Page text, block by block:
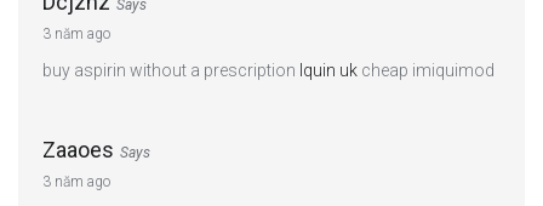
Says
3 năm ago
buy aspirin without a prescription lquin uk cheap imiquimod
Zaaoes Says
3 năm ago